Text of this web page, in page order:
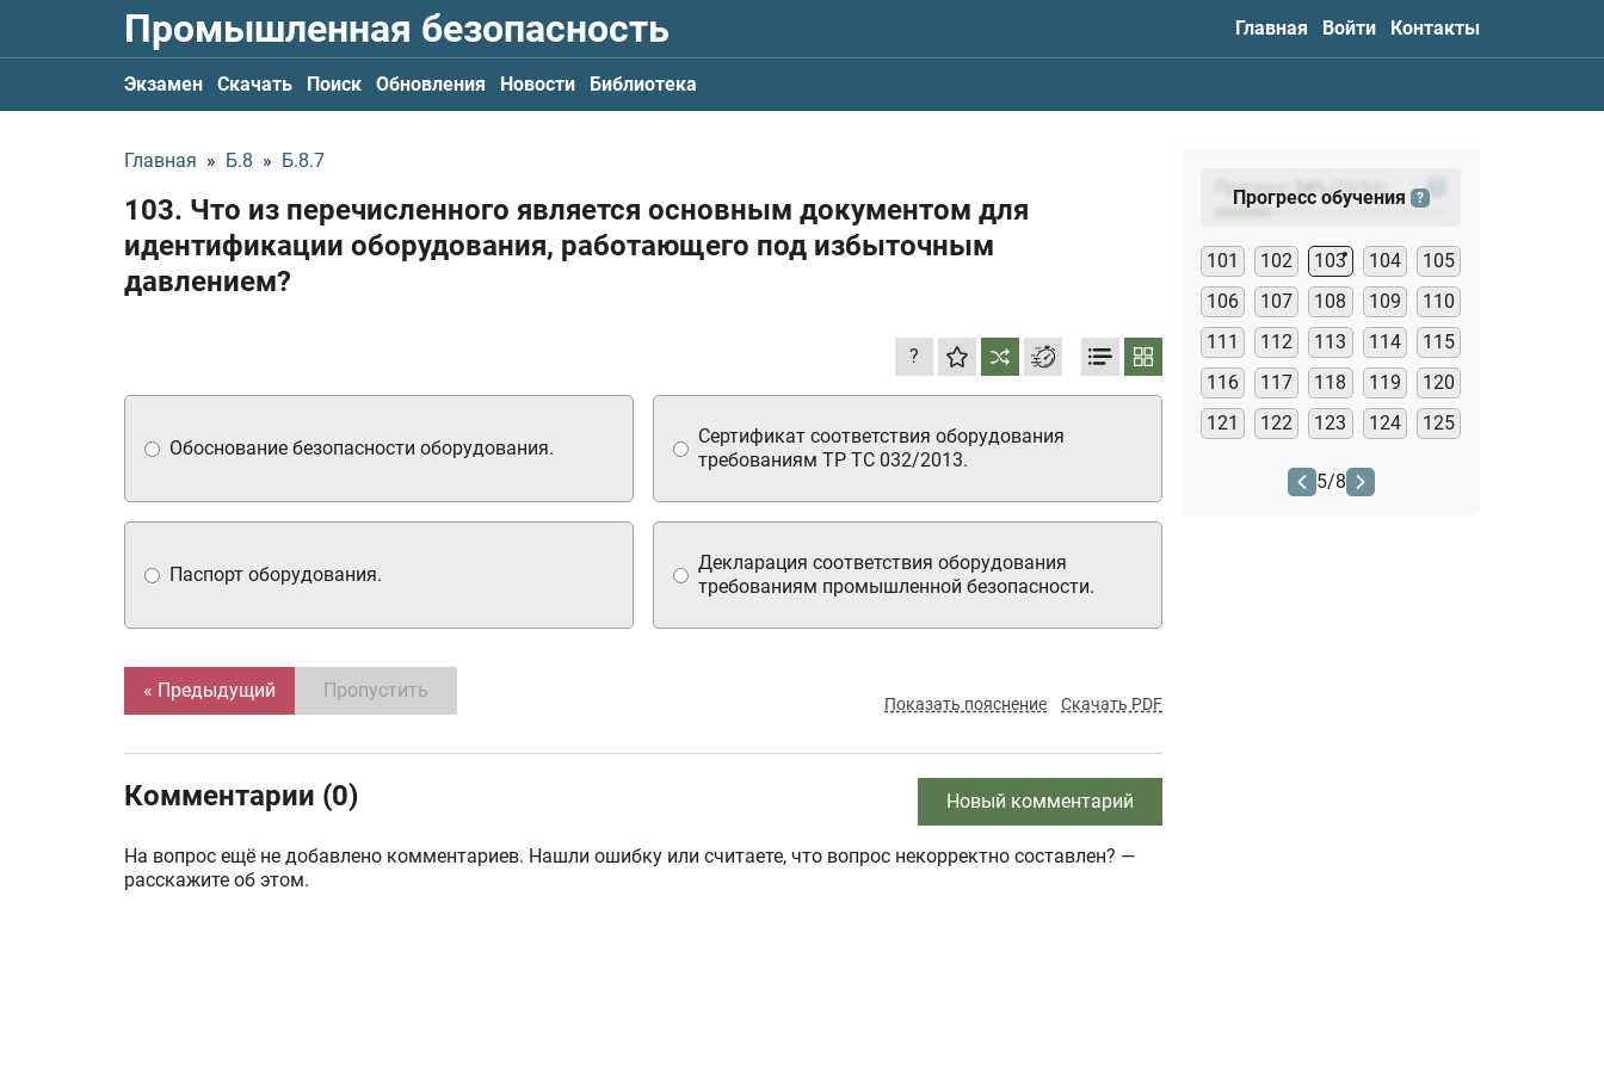
Промышленная безопасность Главная Войти Контакты
Экзамен Скачать Поиск Обновления Новости Библиотека
Главная » Б.8 » Б.8.7
103. Что из перечисленного является основным документом для
идентификации оборудования, работающего под избыточным
давлением?
?
Сертификат соответствия оборудования
требованиям ТР ТС 032/2013.
Обоснование безопасности оборудования.
Паспорт оборудования.
Декларация соответствия оборудования
требованиям промышленной безопасности.
« Предыдущий Пропустить
Показать пояснение Скачать PDF
Комментарии (0) Новый комментарий
На вопрос ещё не добавлено комментариев. Нашли ошибку или считаете, что вопрос некорректно составлен? —
расскажите об этом.
Прогресс: (23
Прогресс обучения ?
101 102 103 104
105
106
107 108 109
110
111
112 113 114
115
116
117 118 119
120
121
122 123 124 125
5/8